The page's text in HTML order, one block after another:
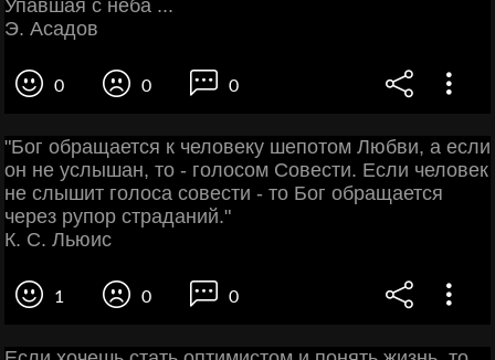
Упавшая с неба ...
Э. Асадов
0 0 0
"Бог обращается к человеку шепотом Любви, а если
он не услышан, то - голосом Совести. Если человек
не слышит голоса совести - то Бог обращается
через рупор страданий."
К. С. Льюис
1 0 0